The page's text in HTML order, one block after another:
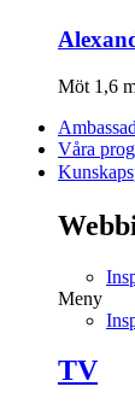
Möt 1,6
Våra
Meny
TV